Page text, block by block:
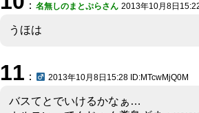
： 名無しのまとぷらさん 2013年10月8日
うほは
11 ： 2013年10月8日15:28 ID:MTcwMjQ0M
バスてとでいけるかなぁ…